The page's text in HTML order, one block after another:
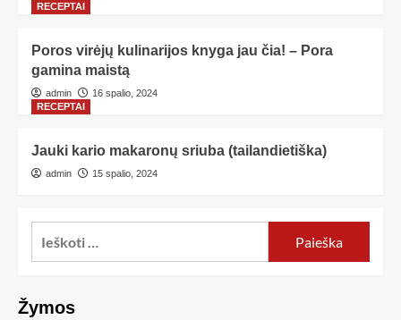
RECEPTAI
Poros virėjų kulinarijos knyga jau čia! – Pora
gamina maistą
admin
16 spalio, 2024
RECEPTAI
Jauki kario makaronų sriuba (tailandietiška)
admin 15 spalio, 2024
Žymos